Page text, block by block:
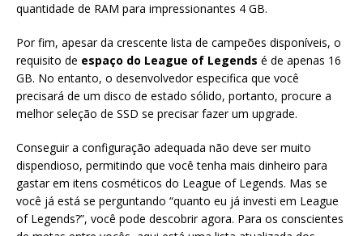
quantidade de RAM para impressionantes 4 GB.
Por fim, apesar da crescente lista de campeões disponíveis, o
requisito de espaço do League of Legends é de apenas 16
GB. No entanto, o desenvolvedor especifica que você
precisará de um disco de estado sólido, portanto, procure a
melhor seleção de SSD se precisar fazer um upgrade.
Conseguir a configuração adequada não deve ser muito
dispendioso, permitindo que você tenha mais dinheiro para
gastar em itens cosméticos do League of Legends. Mas se
você já está se perguntando “quanto eu já investi em League
of Legends?”, você pode descobrir agora. Para os conscientes